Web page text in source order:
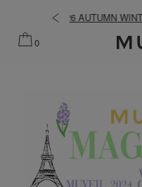
COLLECTION 2026
0